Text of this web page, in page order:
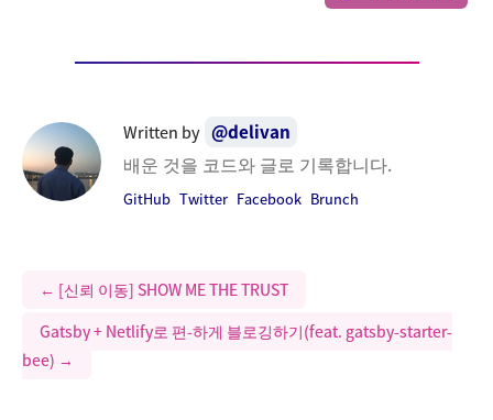
Written by @delivan
배운 것을 코드와 글로 기록합니다.
GitHub Twitter Facebook Brunch
← [신뢰 이동] SHOW ME THE TRUST
Gatsby + Netlify로 편-하게 블로깅하기(feat. gatsby-starter-
bee) →